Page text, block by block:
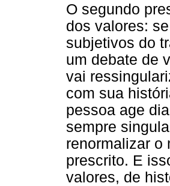
O segundo
dos valores:
subjetivos do
um debate de
vai
com sua
pessoa age
sempre
renormalizar o
prescrito. E
valores, de